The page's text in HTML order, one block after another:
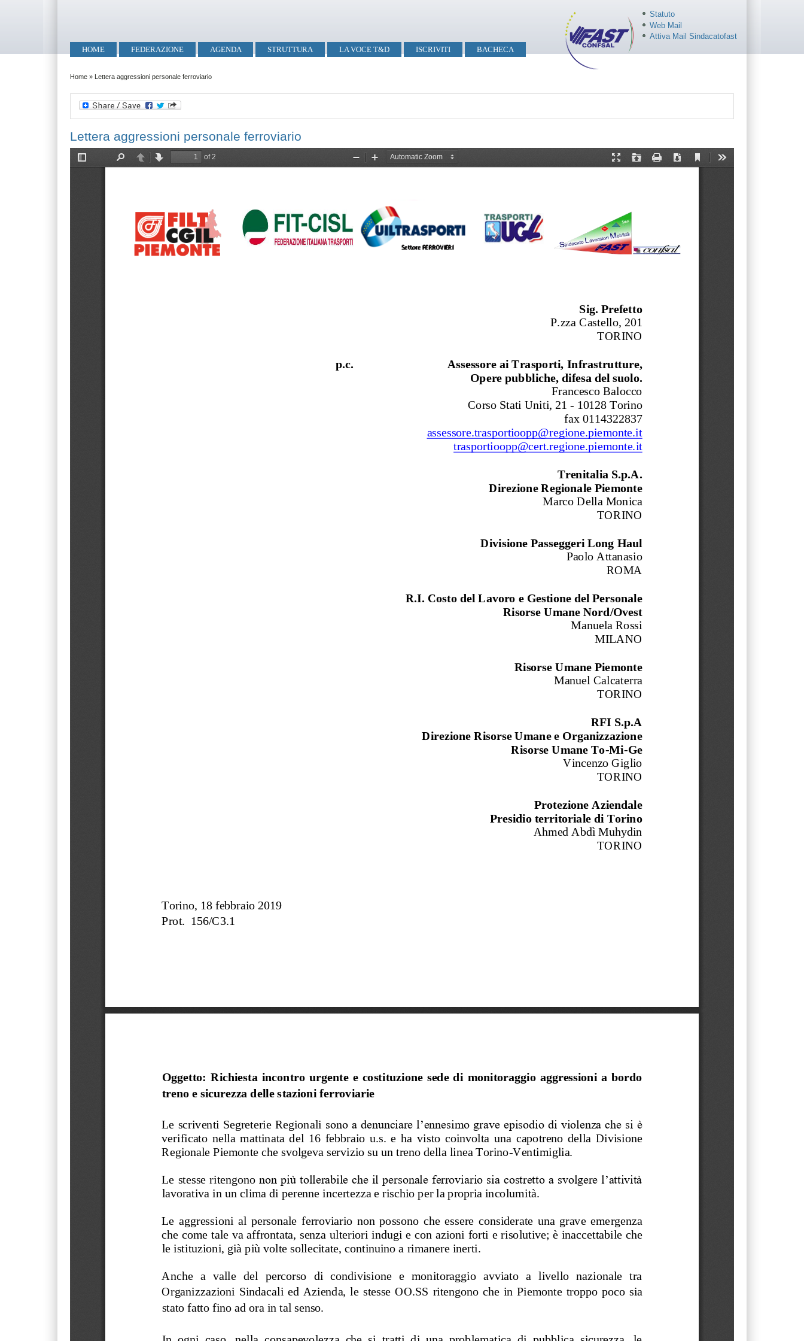
Statuto
Web Mail
Attiva Mail Sindacatofast
Menu principale
HOME FEDERAZIONE AGENDA STRUTTURA LA VOCE T&D ISCRIVITI
BACHECA
Tu sei qui
Home » Lettera aggressioni personale ferroviario
Lettera aggressioni personale ferroviario